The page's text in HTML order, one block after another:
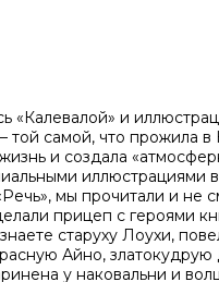
«Калевалой» и
самой, что прожила в
и создала
иллюстрациями
мы прочитали и не
прицеп с героями
старуху Лоухи,
Айно, златокудрую
у наковальни и